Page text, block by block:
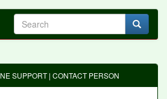
SUPPORT | CONTACT PERSON